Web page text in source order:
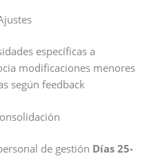
específicas a
modificaciones menores
según feedback
de gestión Días 25-